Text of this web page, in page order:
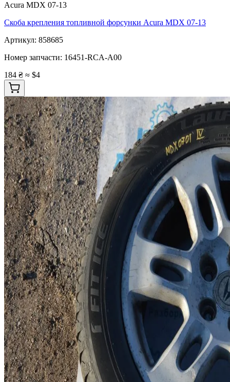
Acura MDX 07-13
Скоба крепления топливной форсунки Acura MDX 07-13
Артикул: 858685
Номер запчасти: 16451-RCA-A00
184 ₴ ≈ $4